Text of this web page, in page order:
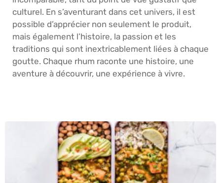
culturel. En s’aventurant dans cet univers, il est
possible d’apprécier non seulement le produit,
mais également l’histoire, la passion et les
traditions qui sont inextricablement liées à chaque
goutte. Chaque rhum raconte une histoire, une
aventure à découvrir, une expérience à vivre.